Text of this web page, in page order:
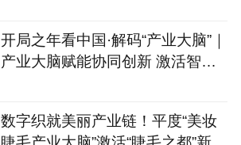
开局之年看中国·解码“产业大脑”｜
产业大脑赋能协同创新 激活智能
数字织就美丽产业链！平度“美妆